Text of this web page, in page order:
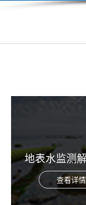
地表水监测
查看详情